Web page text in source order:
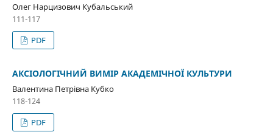
Олег Нарцизович Кубальський
111-117
PDF
АКСІОЛОГІЧНИЙ ВИМІР АКАДЕМІЧНОЇ КУЛЬТУРИ
Валентина Петрівна Кубко
118-124
PDF